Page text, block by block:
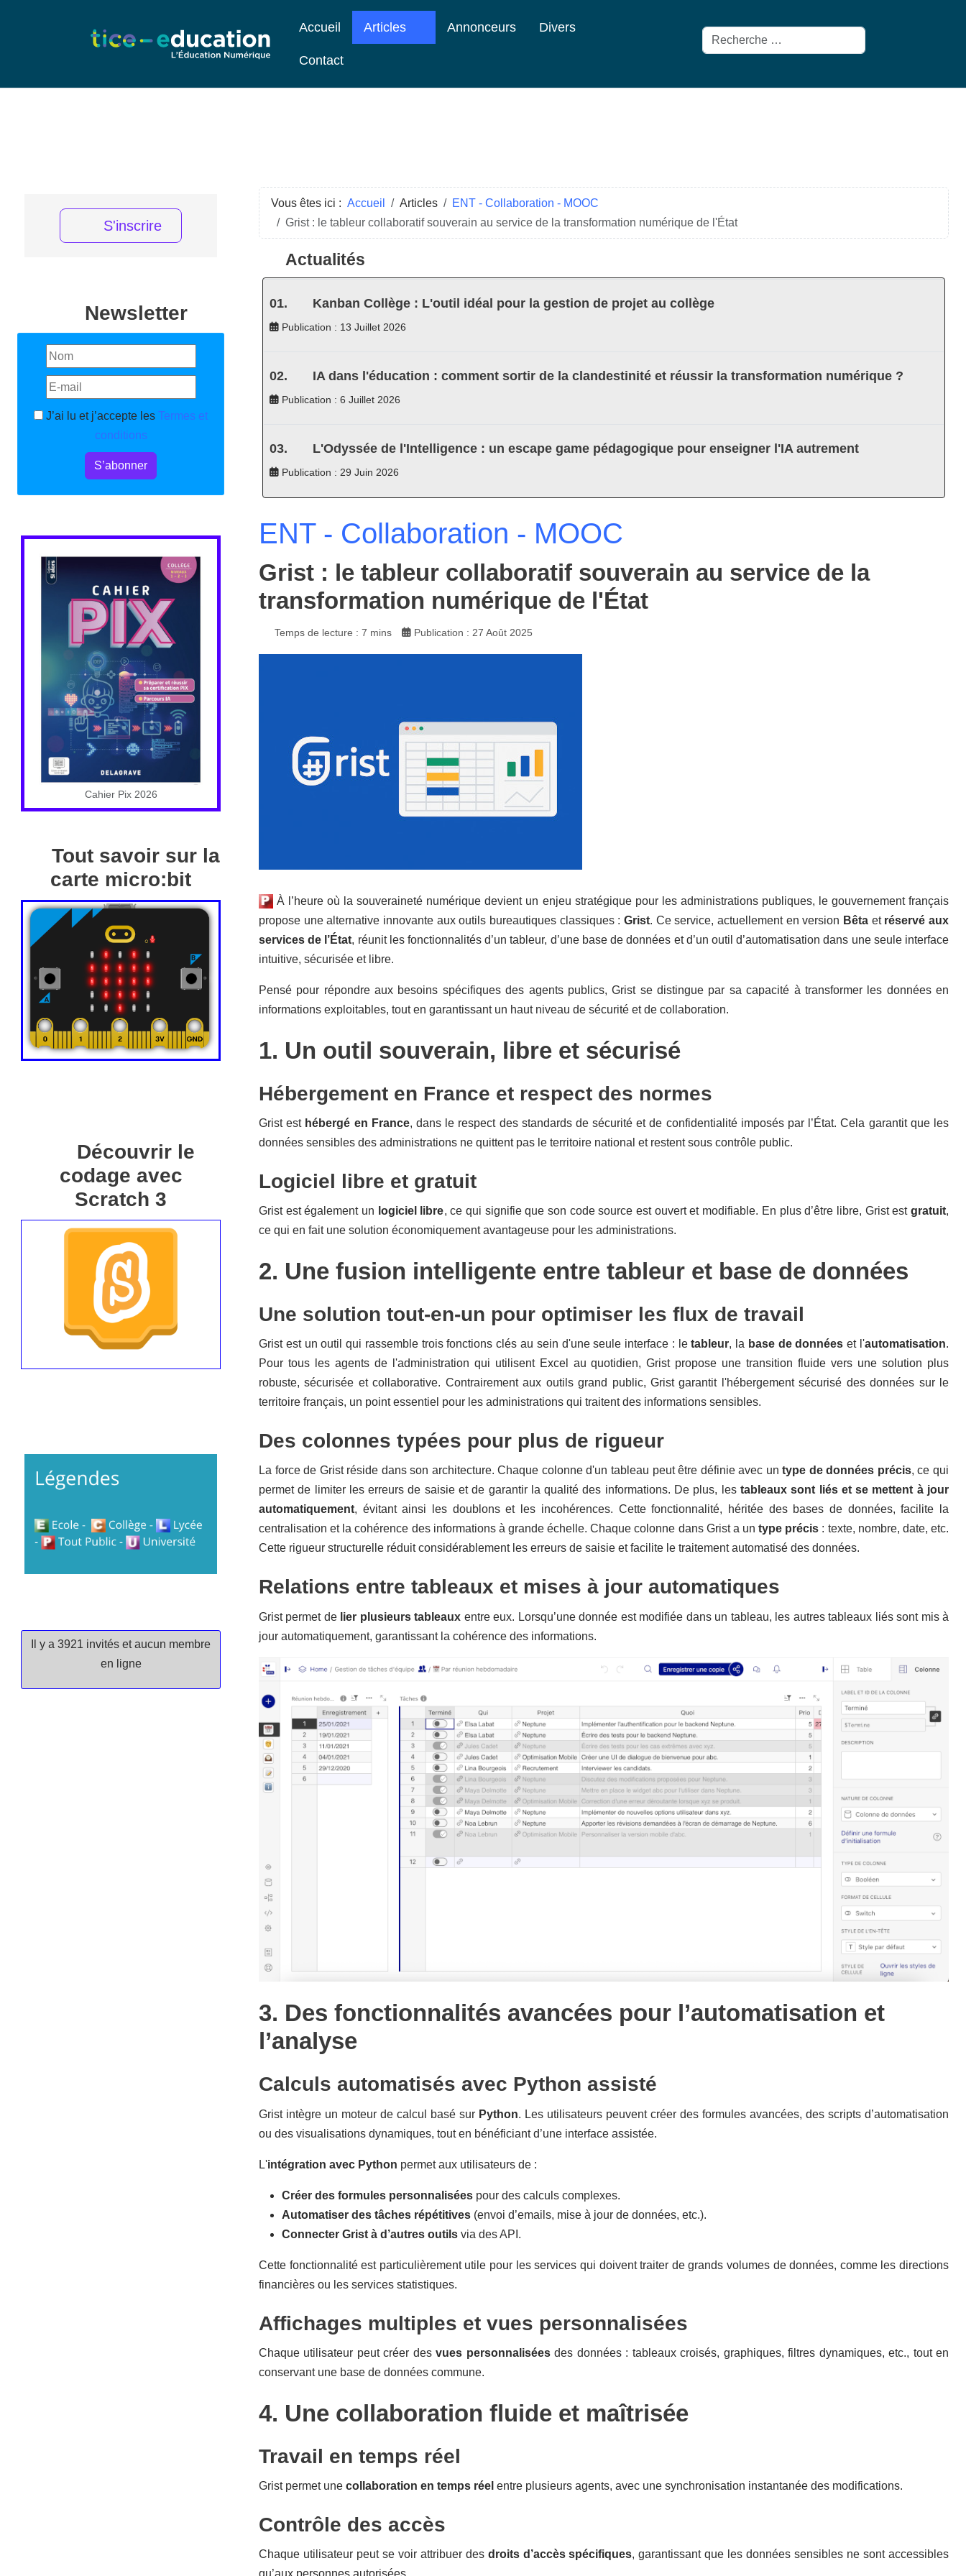
Accueil Articles Annonceurs Divers
Contact
Rechercher
S'inscrire
Newsletter
J’ai lu et j’accepte les Termes et
conditions
S’abonner
Cahier Pix 2026
Tout savoir sur la
carte micro:bit
Découvrir le
codage avec
Scratch 3
Il y a 3921 invités et aucun membre
en ligne
Vous êtes ici : Accueil Articles
ENT - Collaboration - MOOC
Grist : le tableur collaboratif souverain au service de la transformation numérique de l'État
Actualités
Kanban Collège : L'outil idéal pour la gestion de projet au collège
Publication : 13 Juillet 2026
IA dans l'éducation : comment sortir de la clandestinité et réussir la transformation numérique ?
Publication : 6 Juillet 2026
L'Odyssée de l'Intelligence : un escape game pédagogique pour enseigner l'IA autrement
Publication : 29 Juin 2026
ENT - Collaboration - MOOC
Grist : le tableur collaboratif souverain au service de la
transformation numérique de l'État
Temps de lecture : 7 mins Publication : 27 Août 2025
À l’heure où la souveraineté numérique devient un enjeu stratégique pour les administrations publiques, le gouvernement français
propose une alternative innovante aux outils bureautiques classiques : Grist. Ce service, actuellement en version Bêta et réservé aux
services de l’État, réunit les fonctionnalités d’un tableur, d’une base de données et d’un outil d’automatisation dans une seule interface
intuitive, sécurisée et libre.
Pensé pour répondre aux besoins spécifiques des agents publics, Grist se distingue par sa capacité à transformer les données en
informations exploitables, tout en garantissant un haut niveau de sécurité et de collaboration.
1. Un outil souverain, libre et sécurisé
Hébergement en France et respect des normes
Grist est hébergé en France, dans le respect des standards de sécurité et de confidentialité imposés par l’État. Cela garantit que les
données sensibles des administrations ne quittent pas le territoire national et restent sous contrôle public.
Logiciel libre et gratuit
Grist est également un logiciel libre, ce qui signifie que son code source est ouvert et modifiable. En plus d’être libre, Grist estgratuit,
ce qui en fait une solution économiquement avantageuse pour les administrations.
2. Une fusion intelligente entre tableur et base de données
Une solution tout-en-un pour optimiser les flux de travail
Grist est un outil qui rassemble trois fonctions clés au sein d'une seule interface : letableur, la base de données et l'automatisation.
Pour tous les agents de l'administration qui utilisent Excel au quotidien, Grist propose une transition fluide vers une solution plus
robuste, sécurisée et collaborative. Contrairement aux outils grand public, Grist garantit l'hébergement sécurisé des données sur le
territoire français, un point essentiel pour les administrations qui traitent des informations sensibles.
Des colonnes typées pour plus de rigueur
La force de Grist réside dans son architecture. Chaque colonne d'un tableau peut être définie avec untype de données précis, ce qui
permet de limiter les erreurs de saisie et de garantir la qualité des informations. De plus, les tableaux sont liés et se mettent à jour
automatiquement, évitant ainsi les doublons et les incohérences. Cette fonctionnalité, héritée des bases de données, facilite la
centralisation et la cohérence des informations à grande échelle. Chaque colonne dans Grist a untype précis : texte, nombre, date, etc.
Cette rigueur structurelle réduit considérablement les erreurs de saisie et facilite le traitement automatisé des données.
Relations entre tableaux et mises à jour automatiques
Grist permet de lier plusieurs tableaux entre eux. Lorsqu’une donnée est modifiée dans un tableau, les autres tableaux liés sont mis à
jour automatiquement, garantissant la cohérence des informations.
3. Des fonctionnalités avancées pour l’automatisation et
l’analyse
Calculs automatisés avec Python assisté
Grist intègre un moteur de calcul basé sur Python. Les utilisateurs peuvent créer des formules avancées, des scripts d’automatisation
ou des visualisations dynamiques, tout en bénéficiant d’une interface assistée.
L'intégration avec Python permet aux utilisateurs de :
Créer des formules personnalisées pour des calculs complexes.
Automatiser des tâches répétitives (envoi d’emails, mise à jour de données, etc.).
Connecter Grist à d’autres outils via des API.
Cette fonctionnalité est particulièrement utile pour les services qui doivent traiter de grands volumes de données, comme les directions
financières ou les services statistiques.
Affichages multiples et vues personnalisées
Chaque utilisateur peut créer desvues personnaliséesdes données : tableaux croisés, graphiques, filtres dynamiques, etc., tout en
conservant une base de données commune.
4. Une collaboration fluide et maîtrisée
Travail en temps réel
Grist permet une collaboration en temps réel entre plusieurs agents, avec une synchronisation instantanée des modifications.
Contrôle des accès
Chaque utilisateur peut se voir attribuer des droits d’accès spécifiques, garantissant que les données sensibles ne sont accessibles